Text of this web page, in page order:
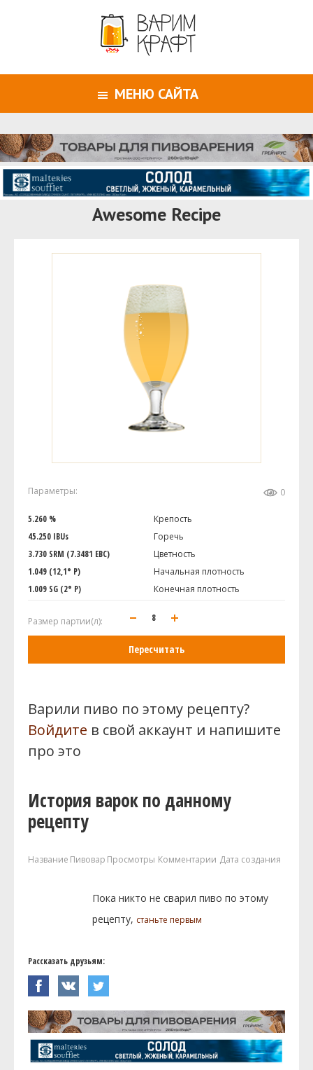
МЕНЮ САЙТА
Awesome Recipe
Параметры: 0
5.260 %
Крепость
45.250 IBUs
Горечь
3.730 SRM (7.3481 EBC)
Цветность
1.049 (12,1° P)
Начальная плотность
1.009 SG (2° P)
Конечная плотность
Размер партии(л):
Пересчитать
Варили пиво по этому рецепту?
Войдите в свой аккаунт и напишите
про это
История варок по данному
рецепту
Название Пивовар Просмотры Комментарии Дата создания
Пока никто не сварил пиво по этому
рецепту, станьте первым
Рассказать друзьям: